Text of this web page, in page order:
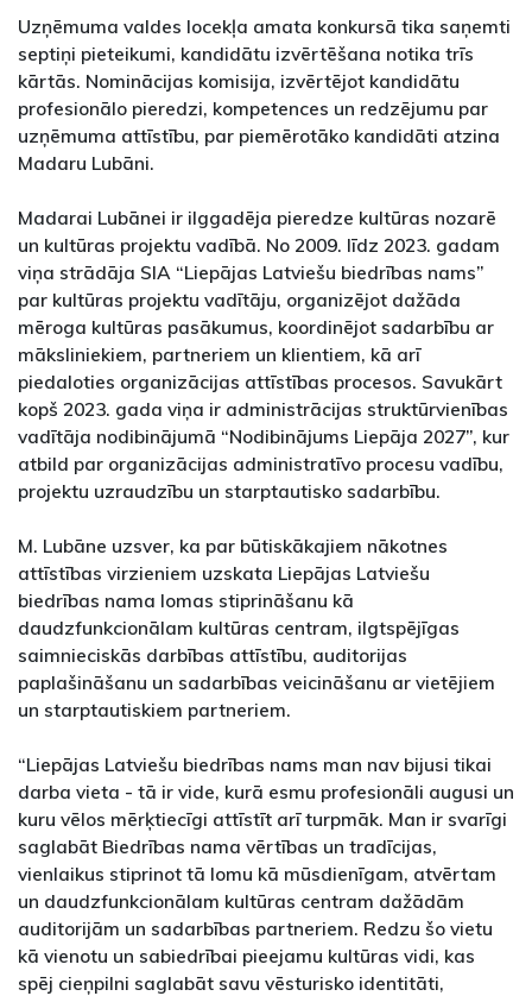
Uzņēmuma valdes locekļa amata konkursā tika saņemti
septiņi pieteikumi, kandidātu izvērtēšana notika trīs
kārtās. Nominācijas komisija, izvērtējot kandidātu
profesionālo pieredzi, kompetences un redzējumu par
uzņēmuma attīstību, par piemērotāko kandidāti atzina
Madaru Lubāni.
Madarai Lubānei ir ilggadēja pieredze kultūras nozarē
un kultūras projektu vadībā. No 2009. līdz 2023. gadam
viņa strādāja SIA “Liepājas Latviešu biedrības nams”
par kultūras projektu vadītāju, organizējot dažāda
mēroga kultūras pasākumus, koordinējot sadarbību ar
māksliniekiem, partneriem un klientiem, kā arī
piedaloties organizācijas attīstības procesos. Savukārt
kopš 2023. gada viņa ir administrācijas struktūrvienības
vadītāja nodibinājumā “Nodibinājums Liepāja 2027”, kur
atbild par organizācijas administratīvo procesu vadību,
projektu uzraudzību un starptautisko sadarbību.
M. Lubāne uzsver, ka par būtiskākajiem nākotnes
attīstības virzieniem uzskata Liepājas Latviešu
biedrības nama lomas stiprināšanu kā
daudzfunkcionālam kultūras centram, ilgtspējīgas
saimnieciskās darbības attīstību, auditorijas
paplašināšanu un sadarbības veicināšanu ar vietējiem
un starptautiskiem partneriem.
“Liepājas Latviešu biedrības nams man nav bijusi tikai
darba vieta - tā ir vide, kurā esmu profesionāli augusi un
kuru vēlos mērķtiecīgi attīstīt arī turpmāk. Man ir svarīgi
saglabāt Biedrības nama vērtības un tradīcijas,
vienlaikus stiprinot tā lomu kā mūsdienīgam, atvērtam
un daudzfunkcionālam kultūras centram dažādām
auditorijām un sadarbības partneriem. Redzu šo vietu
kā vienotu un sabiedrībai pieejamu kultūras vidi, kas
spēj cieņpilni saglabāt savu vēsturisko identitāti,